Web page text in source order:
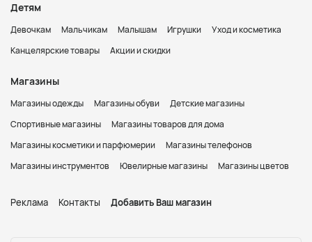
Детям
Девочкам Мальчикам Малышам Игрушки
Уход и косметика
Канцелярские товары
Акции и скидки
Магазины
Магазины одежды Магазины обуви
Детские магазины
Спортивные магазины
Магазины товаров для дома
Магазины косметики и парфюмерии
Магазины телефонов
Магазины инструментов
Ювелирные магазины Магазины цветов
Реклама Контакты Добавить Ваш магазин